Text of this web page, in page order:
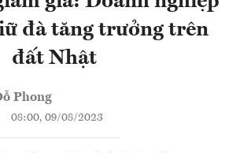
đà tăng trưởng trên
đất Nhật
Phong
08:00, 09/08/2023